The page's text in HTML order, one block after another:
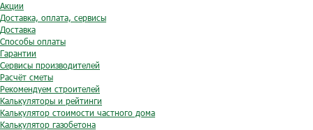
Акции
Доставка, оплата, сервисы
Доставка
Способы оплаты
Гарантии
Сервисы производителей
Расчёт сметы
Рекомендуем строителей
Калькуляторы и рейтинги
Калькулятор стоимости частного дома
Калькулятор газобетона